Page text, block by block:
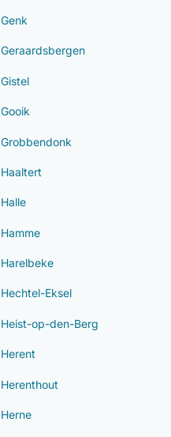
Genk
Geraardsbergen
Gistel
Gooik
Grobbendonk
Haaltert
Halle
Hamme
Harelbeke
Hechtel-Eksel
Heist-op-den-Berg
Herent
Herenthout
Herne